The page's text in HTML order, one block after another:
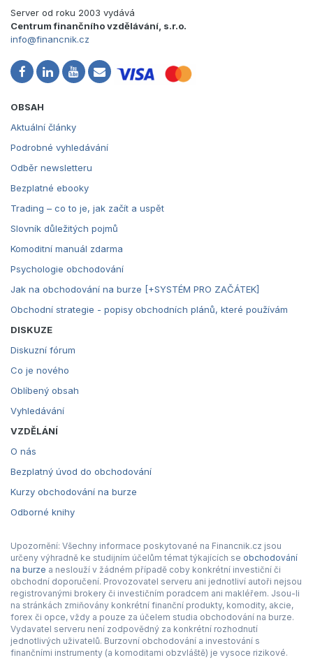
Server od roku 2003 vydává
Centrum finančního vzdělávání, s.r.o.
info@financnik.cz
OBSAH
Aktuální články
Podrobné vyhledávání
Odběr newsletteru
Bezplatné ebooky
Trading – co to je, jak začít a uspět
Slovník důležitých pojmů
Komoditní manuál zdarma
Psychologie obchodování
Jak na obchodování na burze [+SYSTÉM PRO ZAČÁTEK]
Obchodní strategie - popisy obchodních plánů, které používám
DISKUZE
Diskuzní fórum
Co je nového
Oblíbený obsah
Vyhledávání
VZDĚLÁNÍ
O nás
Bezplatný úvod do obchodování
Kurzy obchodování na burze
Odborné knihy
Upozornění: Všechny informace poskytované na Financnik.cz jsou
určeny výhradně ke studijním účelům témat týkajících se obchodování
na burze a neslouží v žádném případě coby konkrétní investiční či
obchodní doporučení. Provozovatel serveru ani jednotliví autoři nejsou
registrovanými brokery či investičním poradcem ani makléřem. Jsou-li
na stránkách zmiňovány konkrétní finanční produkty, komodity, akcie,
forex či opce, vždy a pouze za účelem studia obchodování na burze.
Vydavatel serveru není zodpovědný za konkrétní rozhodnutí
jednotlivých uživatelů. Burzovní obchodování a investování s
finančními instrumenty (a komoditami obzvláště) je vysoce rizikové.